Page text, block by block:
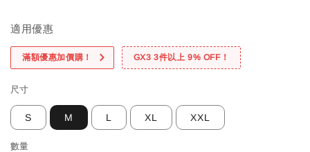
適用優惠
滿額優惠加價購！ GX3 3件以上 9% OFF！
尺寸
S M L XL XXL
數量